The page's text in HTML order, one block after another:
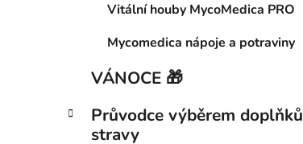
Vitální houby MycoMedica PRO
Mycomedica nápoje a potraviny
VÁNOCE 🎁
Průvodce výběrem doplňků
stravy